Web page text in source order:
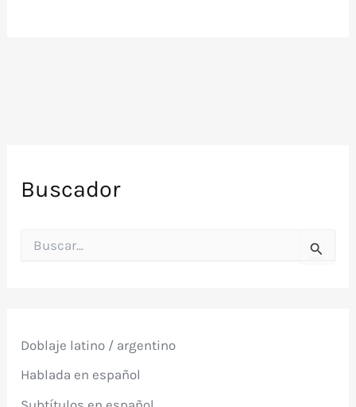
Buscador
o
:
Doblaje latino / argentino
Hablada en español